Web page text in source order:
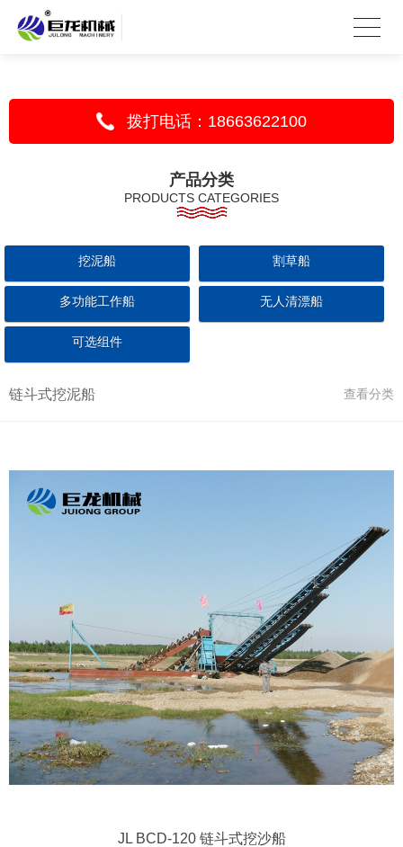
拨打电话：18663622100
产品分类
PRODUCTS CATEGORIES
挖泥船 割草船
多功能工作船 无人清漂船
可选组件
链斗式挖泥船 查看分类
JL BCD-120 链斗式挖沙船